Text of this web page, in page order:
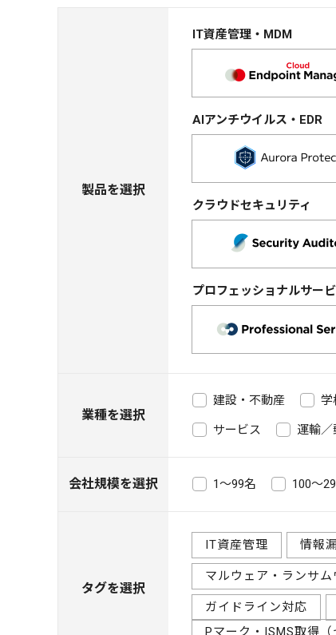
製品を選択
IT資産管理・MDM
AIアンチウイルス・EDR
クラウドセキュリティ
プロフェッショナルサー
業種を選択
建設・不動産 学
サービス 運輸／
会社規模を選択 1～99名 100～
タグを選択
IT資産管理 情報
マルウェア・ランサム
ガイドライン対応
Pマーク・ISMS取得（